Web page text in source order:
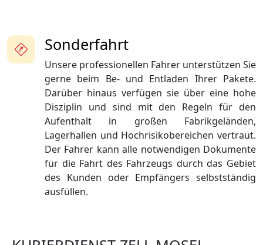
Sonderfahrt
Unsere professionellen Fahrer unterstützen Sie
gerne beim Be- und Entladen Ihrer Pakete.
Darüber hinaus verfügen sie über eine hohe
Disziplin und sind mit den Regeln für den
Aufenthalt in großen Fabrikgeländen,
Lagerhallen und Hochrisikobereichen vertraut.
Der Fahrer kann alle notwendigen Dokumente
für die Fahrt des Fahrzeugs durch das Gebiet
des Kunden oder Empfängers selbstständig
ausfüllen.